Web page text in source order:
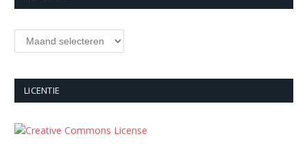
Archieven
LICENTIE